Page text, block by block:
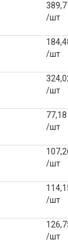
/шт
/шт
/шт
77,18
/шт
/шт
/шт
/шт